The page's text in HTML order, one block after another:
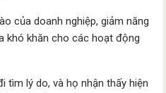
của doanh nghiệp, giảm năng
khó khăn cho các hoạt động
tìm lý do, và họ nhận thấy hiện